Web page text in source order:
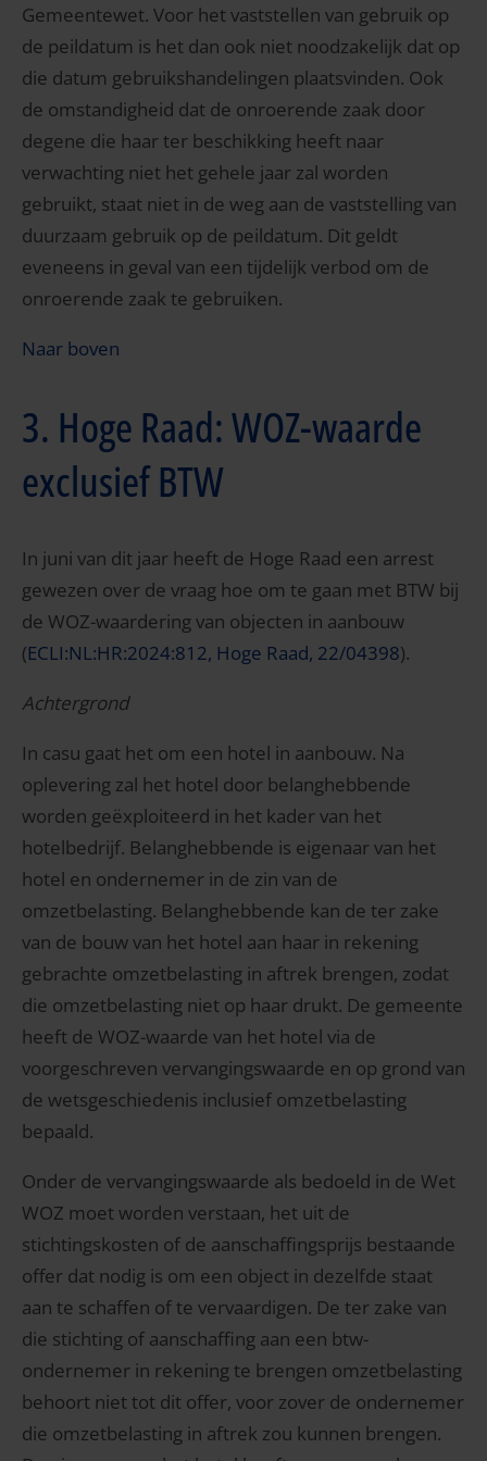
Gemeentewet. Voor het vaststellen van gebruik op
de peildatum is het dan ook niet noodzakelijk dat op
die datum gebruikshandelingen plaatsvinden. Ook
de omstandigheid dat de onroerende zaak door
degene die haar ter beschikking heeft naar
verwachting niet het gehele jaar zal worden
gebruikt, staat niet in de weg aan de vaststelling van
duurzaam gebruik op de peildatum. Dit geldt
eveneens in geval van een tijdelijk verbod om de
onroerende zaak te gebruiken.
Naar boven
3. Hoge Raad: WOZ-waarde
exclusief BTW
In juni van dit jaar heeft de Hoge Raad een arrest
gewezen over de vraag hoe om te gaan met BTW bij
de WOZ-waardering van objecten in aanbouw
(ECLI:NL:HR:2024:812, Hoge Raad, 22/04398).
Achtergrond
In casu gaat het om een hotel in aanbouw. Na
oplevering zal het hotel door belanghebbende
worden geëxploiteerd in het kader van het
hotelbedrijf. Belanghebbende is eigenaar van het
hotel en ondernemer in de zin van de
omzetbelasting. Belanghebbende kan de ter zake
van de bouw van het hotel aan haar in rekening
gebrachte omzetbelasting in aftrek brengen, zodat
die omzetbelasting niet op haar drukt. De gemeente
heeft de WOZ-waarde van het hotel via de
voorgeschreven vervangingswaarde en op grond van
de wetsgeschiedenis inclusief omzetbelasting
bepaald.
Onder de vervangingswaarde als bedoeld in de Wet
WOZ moet worden verstaan, het uit de
stichtingskosten of de aanschaffingsprijs bestaande
offer dat nodig is om een object in dezelfde staat
aan te schaffen of te vervaardigen. De ter zake van
die stichting of aanschaffing aan een btw-
ondernemer in rekening te brengen omzetbelasting
behoort niet tot dit offer, voor zover de ondernemer
die omzetbelasting in aftrek zou kunnen brengen.